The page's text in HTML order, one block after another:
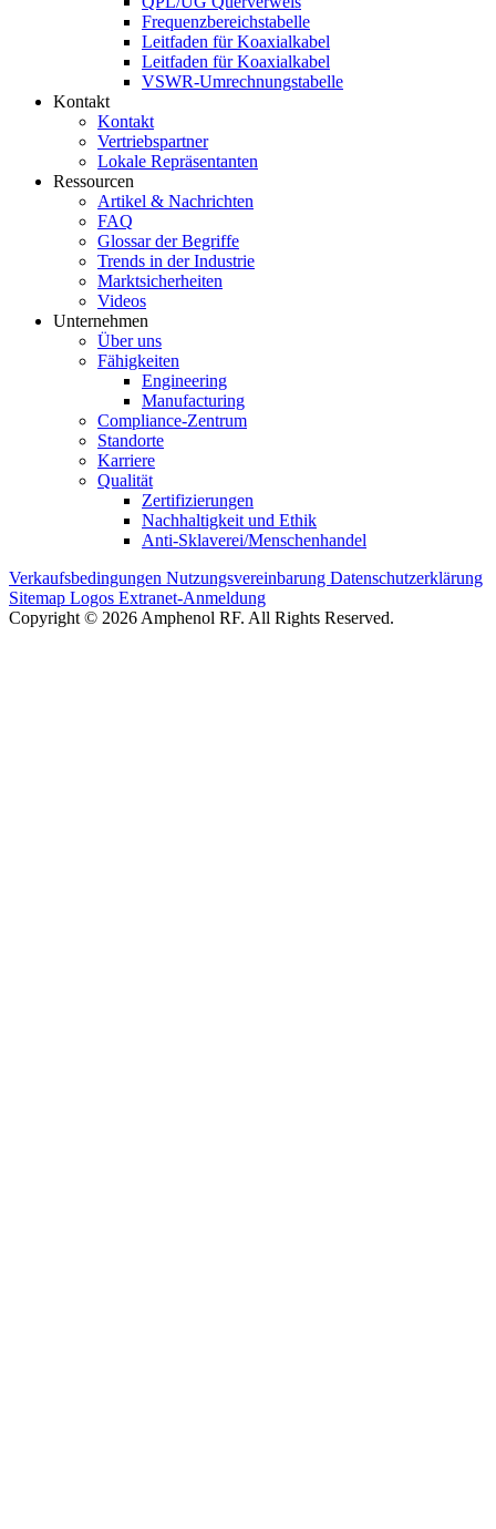
Frequenzbereichstabelle
Leitfaden für Koaxialkabel
Leitfaden für Koaxialkabel
VSWR-Umrechnungstabelle
Kontakt
Kontakt
Vertriebspartner
Lokale Repräsentanten
Ressourcen
Artikel & Nachrichten
FAQ
Glossar der Begriffe
Trends in der Industrie
Marktsicherheiten
Videos
Unternehmen
Über uns
Fähigkeiten
Engineering
Manufacturing
Compliance-Zentrum
Standorte
Karriere
Qualität
Zertifizierungen
Nachhaltigkeit und Ethik
Anti-Sklaverei/Menschenhandel
Verkaufsbedingungen Nutzungsvereinbarung Datenschutzerklärung
Sitemap Logos Extranet-Anmeldung
Copyright © 2026 Amphenol RF. All Rights Reserved.